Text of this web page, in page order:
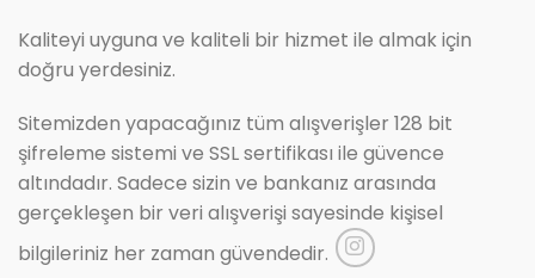
Kaliteyi uyguna ve kaliteli bir hizmet ile almak için
doğru yerdesiniz.
Sitemizden yapacağınız tüm alışverişler 128 bit
şifreleme sistemi ve SSL sertifikası ile güvence
altındadır. Sadece sizin ve bankanız arasında
gerçekleşen bir veri alışverişi sayesinde kişisel
bilgileriniz her zaman güvendedir.